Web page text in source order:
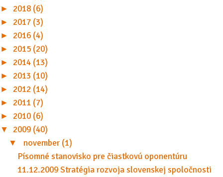
►
2018 (6)
►
2017 (3)
►
2016 (4)
►
2015 (20)
►
2014 (13)
►
2013 (10)
►
2012 (14)
►
2011 (7)
►
2010 (6)
▼
2009 (40)
▼
november (1)
Písomné stanovisko pre čiastkovú oponentúru
11.12.2009 Stratégia rozvoja slovenskej spoločnosti